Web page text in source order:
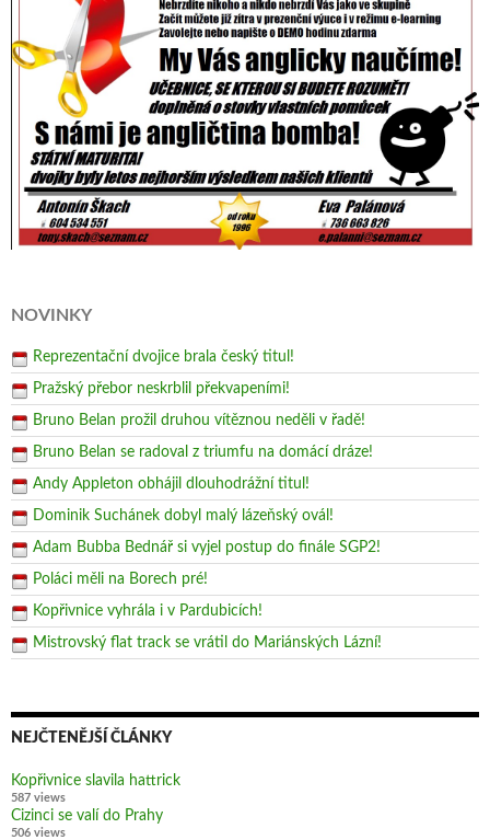
NOVINKY
Reprezentační dvojice brala český titul!
Pražský přebor neskrblil překvapeními!
Bruno Belan prožil druhou vítěznou neděli v řadě!
Bruno Belan se radoval z triumfu na domácí dráze!
Andy Appleton obhájil dlouhodrážní titul!
Dominik Suchánek dobyl malý lázeňský ovál!
Adam Bubba Bednář si vyjel postup do finále SGP2!
Poláci měli na Borech pré!
Kopřivnice vyhrála i v Pardubicích!
Mistrovský flat track se vrátil do Mariánských Lázní!
NEJČTENĚJŠÍ ČLÁNKY
Kopřivnice slavila hattrick
587 views
Cizinci se valí do Prahy
506 views